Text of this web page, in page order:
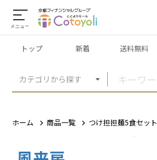
メニュー
カテゴリから探す
トップ 新着 送料無料
ホーム 商品一覧 つけ担担麺5食セット